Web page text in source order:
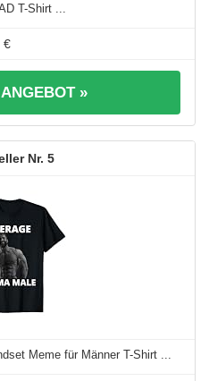
T-Shirt ...
€
»
5
Meme für Männer T-Shirt ...